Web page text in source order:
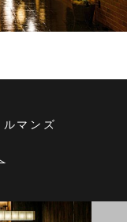
マンズ